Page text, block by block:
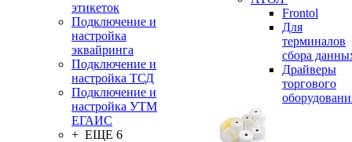
этикеток
Подключение и
настройка
эквайринга
Подключение и
настройка ТСД
Подключение и
настройка УТМ
ЕГАИС
+ ЕЩЕ 6
Frontol
Для
терминалов
сбора
Драйверы
торгового